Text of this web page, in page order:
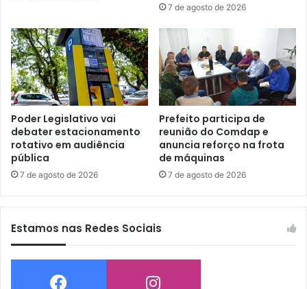
7 de agosto de 2026
Poder Legislativo vai
debater estacionamento
rotativo em audiência
pública
7 de agosto de 2026
Prefeito participa de
reunião do Comdap e
anuncia reforço na frota
de máquinas
7 de agosto de 2026
Estamos nas Redes Sociais